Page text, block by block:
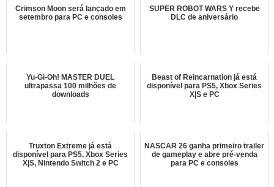
Crimson Moon será lançado em
setembro para PC e consoles
SUPER ROBOT WARS Y recebe
DLC de aniversário
Yu-Gi-Oh! MASTER DUEL
ultrapassa 100 milhões de
downloads
Beast of Reincarnation já está
disponível para PS5, Xbox Series
X|S e PC
Truxton Extreme já está
disponível para PS5, Xbox Series
X|S, Nintendo Switch 2 e PC
NASCAR 26 ganha primeiro trailer
de gameplay e abre pré-venda
para PC e consoles